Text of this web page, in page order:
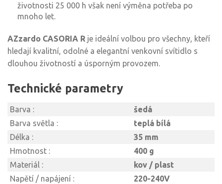
životnosti 25 000 h však není výměna potřeba po
mnoho let.
AZzardo CASORIA R je ideální volbou pro všechny, kteří
hledají kvalitní, odolné a elegantní venkovní svítidlo s
dlouhou životností a úsporným provozem.
Technické parametry
Barva :
šedá
Barva světla :
teplá bílá
Délka :
35 mm
Hmotnost :
400 g
Materiál :
kov / plast
Napětí / napájení :
220-240V